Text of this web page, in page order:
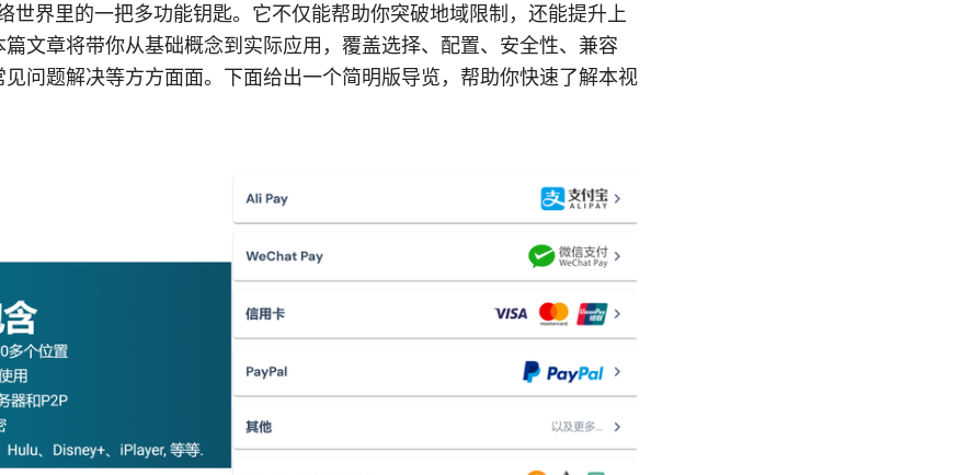
世界里的一把多功能钥匙。它不仅能帮助你突破地域限制，还能提升上
篇文章将带你从基础概念到实际应用，覆盖选择、配置、安全性、兼容
问题解决等方方面面。下面给出一个简明版导览，帮助你快速了解本视